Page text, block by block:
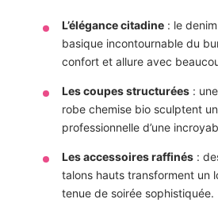
L’élégance citadine : le
basique incontournable du
confort et allure avec
Les coupes structurées :
robe chemise bio sculptent
professionnelle d’une
Les accessoires raffinés :
talons hauts transforment un
tenue de soirée sophistiquée.